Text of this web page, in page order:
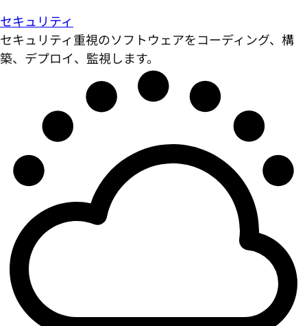
セキュリティ
セキュリティ重視のソフトウェアをコーディング、構
築、デプロイ、監視します。